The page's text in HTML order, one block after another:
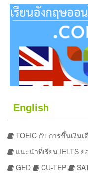
English
TOEIC กับ การขึ้นเงินเ
แนะนำที่เรียน IELTS ย
GED
CU-TEP